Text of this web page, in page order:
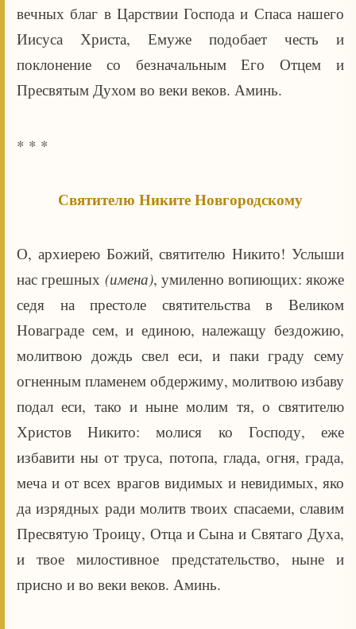
вечных благ в Царствии Господа и Спаса нашего
Иисуса Христа, Емуже подобает честь и
поклонение со безначальным Его Отцем и
Пресвятым Духом во веки веков. Аминь.
* * *
Святителю Никите Новгородскому
О, архиерею Божий, святителю Никито! Услыши
нас грешных (имена), умиленно вопиющих: якоже
седя на престоле святительства в Великом
Новаграде сем, и единою, належащу бездожию,
молитвою дождь свел еси, и паки граду сему
огненным пламенем обдержиму, молитвою избаву
подал еси, тако и ныне молим тя, о святителю
Христов Никито: молися ко Господу, еже
избавити ны от труса, потопа, глада, огня, града,
меча и от всех врагов видимых и невидимых, яко
да изрядных ради молитв твоих спасаеми, славим
Пресвятую Троицу, Отца и Сына и Святаго Духа,
и твое милостивное предстательство, ныне и
присно и во веки веков. Аминь.